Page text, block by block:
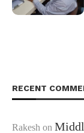
RECENT
Rakesh on